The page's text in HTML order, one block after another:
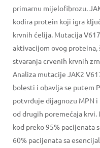
primarnu mijelofibrozu.
kodira protein koji igra
krvnih ćelija. Mutacija
aktivacijom ovog proteina,
stvaranja crvenih krvnih
Analiza mutacije JAK2
bolesti i obavlja se putem
potvrđuje dijagnozu MPN
od drugih poremećaja
kod preko 95% pacijenata
60% pacijenata sa